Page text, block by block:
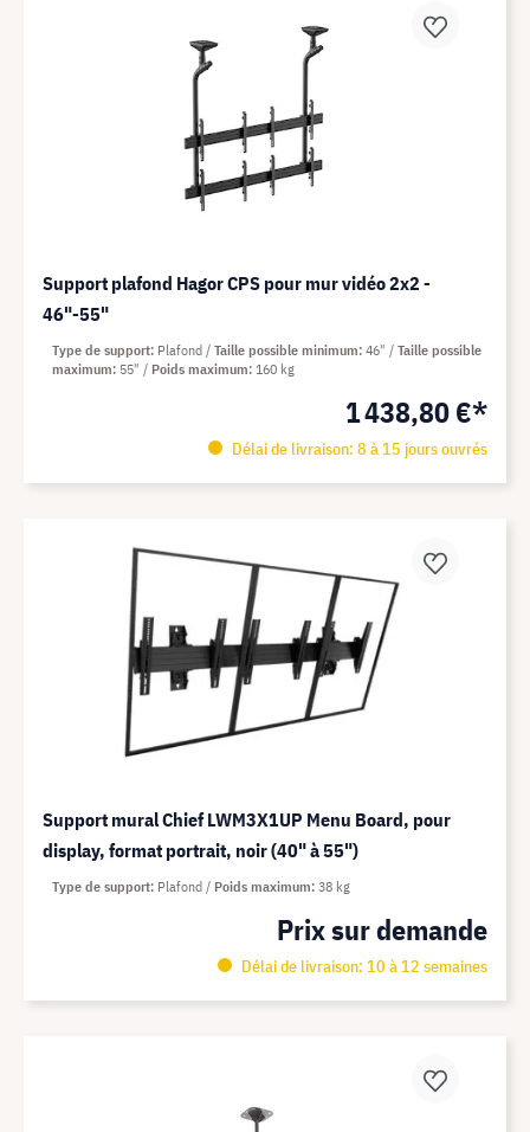
Support plafond Hagor CPS pour mur vidéo 2x2 -
46"-55"
1 438,80 €*
Délai de livraison: 8 à 15 jours ouvrés
Type de support Plafond Taille possible minimum 46"
Taille possible
maximum 55" Poids maximum 160 kg
Support mural Chief LWM3X1UP Menu Board, pour
display, format portrait, noir (40" à 55")
Prix sur demande
Délai de livraison: 10 à 12 semaines
Type de support Plafond Poids maximum 38 kg